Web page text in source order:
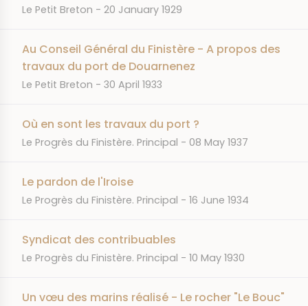
JOURNAL
Le Petit Breton DATE
20 January 1929
Au Conseil Général du Finistère - A propos des
travaux du port de Douarnenez
JOURNAL
Le Petit Breton DATE
30 April 1933
Où en sont les travaux du port ?
JOURNAL
Le Progrès du Finistère. Principal DATE
08 May 1937
Le pardon de l'Iroise
JOURNAL
Le Progrès du Finistère. Principal DATE
16 June 1934
Syndicat des contribuables
JOURNAL
Le Progrès du Finistère. Principal DATE
10 May 1930
Un vœu des marins réalisé - Le rocher "Le Bouc"